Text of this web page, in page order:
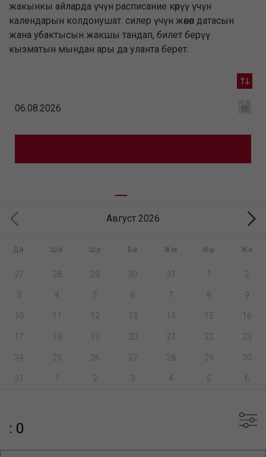
жакынкы айларда үчүн расписание көрүү үчүн
календарын колдонушат. силер үчүн жөнөп датасын
жана убактысын жакшы тандап, билет берүү
кызматын мындан ары да уланта берет.
Август 2026
Дй Шй Шр Бй Жм Иш Жк
27 28 29 30 31 1 2
3 4 5 6 7 8 9
10 11 12 13 14 15 16
17 18 19 20 21 22 23
24 25 26 27 28 29 30
31 1 2 3 4 5 6
: 0